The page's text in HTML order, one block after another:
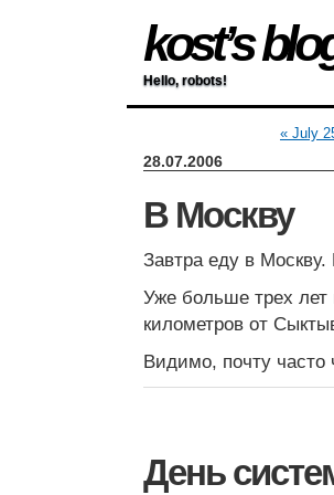
kost’s
Hello, robots!
« July
28.07.2006
В Москву
Завтра еду в
Уже больше трех
километров от
Видимо, почту часто
День